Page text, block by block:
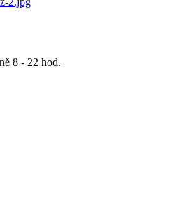
8 - 22 hod.